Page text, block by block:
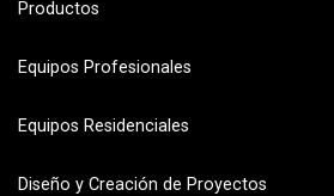
Productos
Equipos Profesionales
Equipos Residenciales
Diseño y Creación de Proyectos